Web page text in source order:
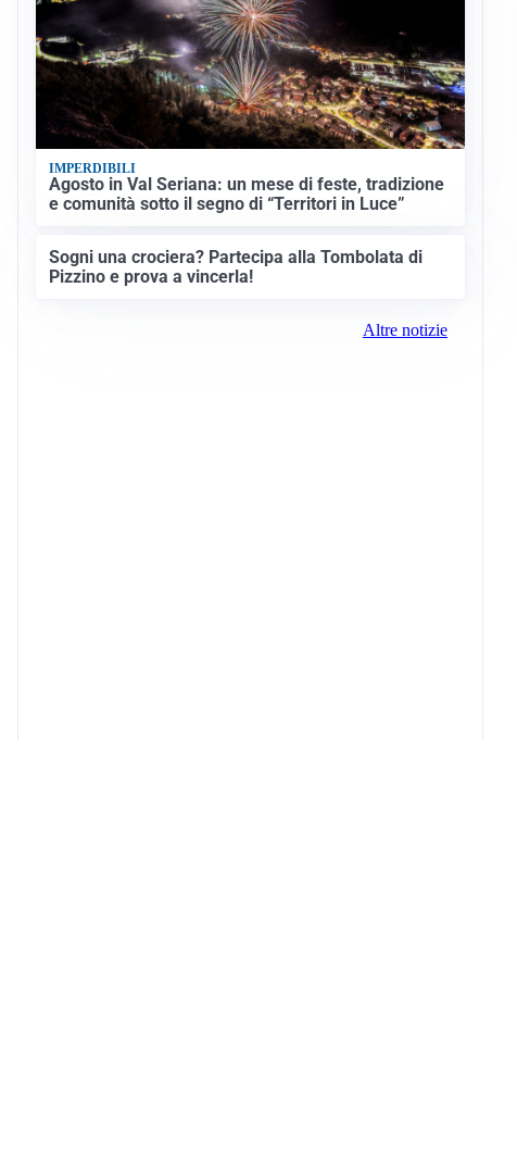
IMPERDIBILI
Agosto in Val Seriana: un mese di feste, tradizione
e comunità sotto il segno di “Territori in Luce”
Sogni una crociera? Partecipa alla Tombolata di
Pizzino e prova a vincerla!
Altre notizie